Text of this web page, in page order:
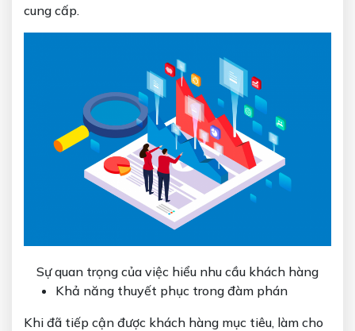
cung cấp.
Sự quan trọng của việc hiểu nhu cầu khách hàng
Khả năng thuyết phục trong đàm phán
Khi đã tiếp cận được khách hàng mục tiêu, làm cho